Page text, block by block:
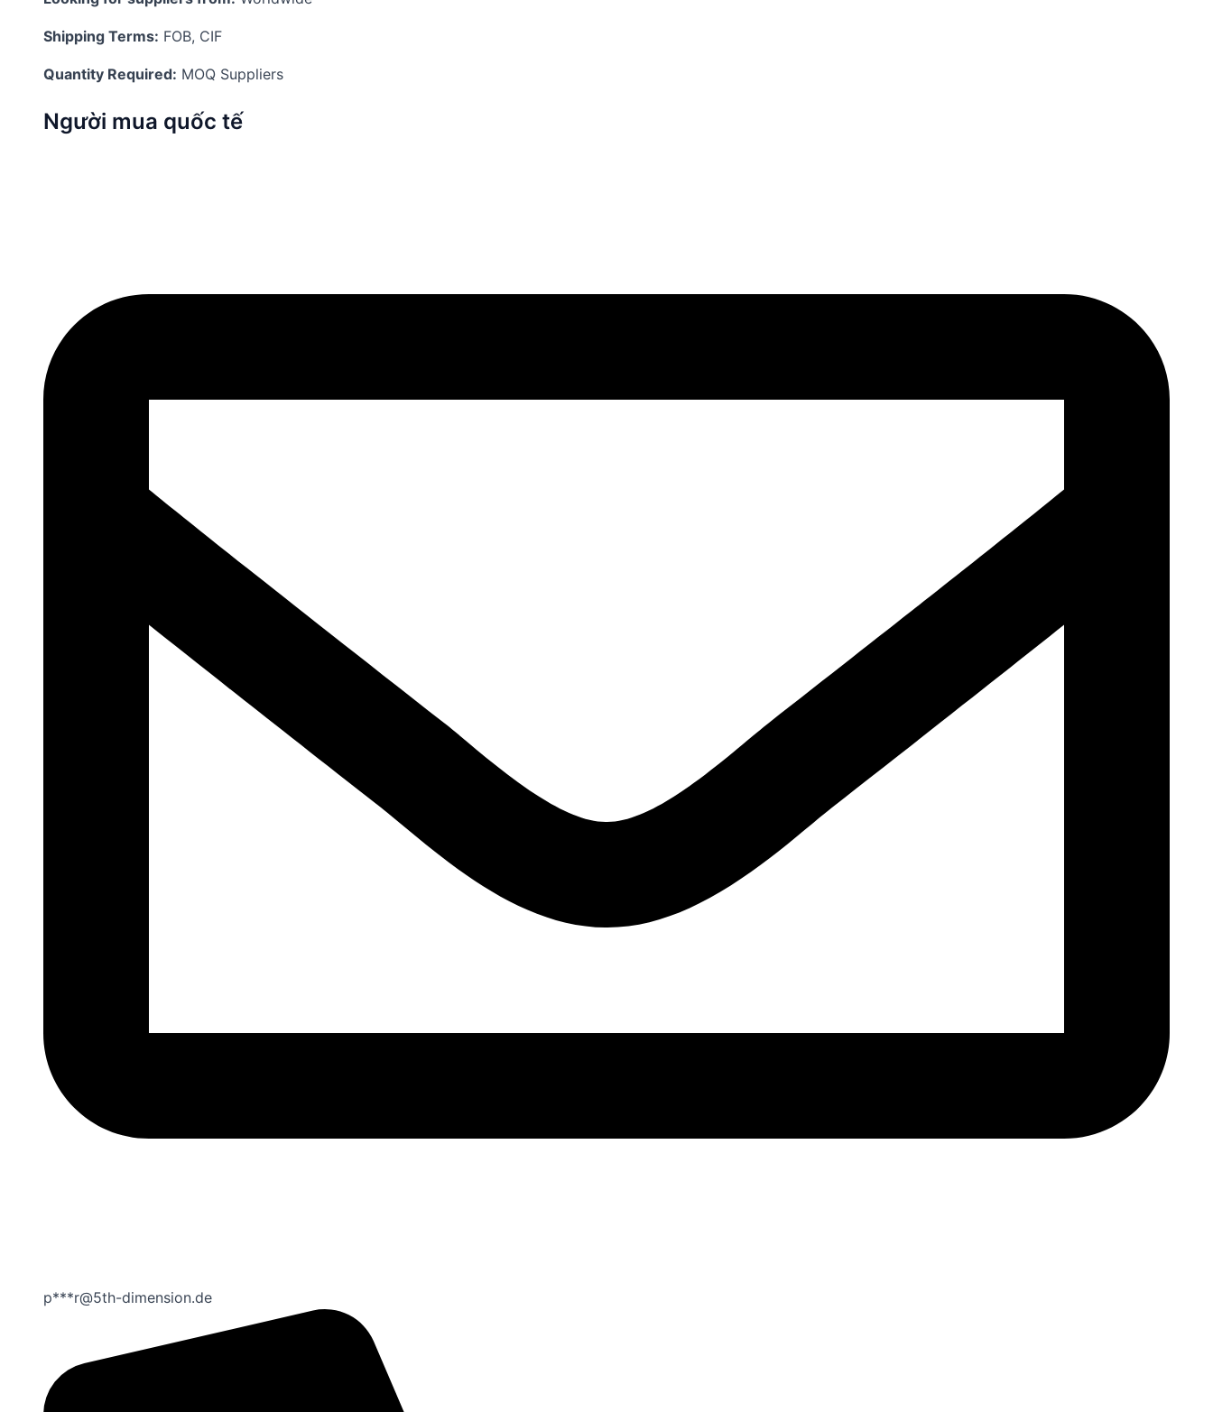
Shipping Terms: FOB, CIF
Quantity Required: MOQ Suppliers
Người mua quốc tế
p***r@5th-dimension.de